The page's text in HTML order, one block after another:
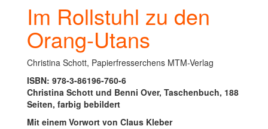
Im Rollstuhl zu den
Orang-Utans
Christina Schott, Papierfresserchens MTM-Verlag
ISBN: 978-3-86196-760-6
Christina Schott und Benni Over, Taschenbuch, 188
Seiten, farbig bebildert
Mit einem Vorwort von Claus Kleber